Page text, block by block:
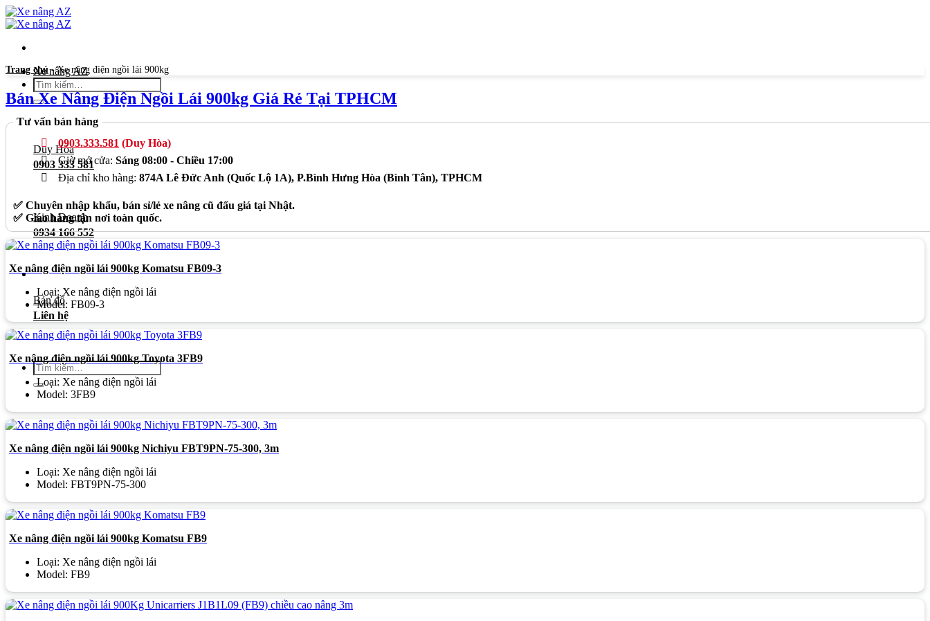
Bỏ
qua
dung
Xe nâng AZ
Tìm
kiếm:
Duy Hòa
0903 333 581
Kinh Doanh
0934 166 552
Bản đồ
Liên hệ
Tìm
kiếm:
Trang chủ-Xe nâng điện ngồi lái 900kg
Bán Xe Nâng Điện Ngồi Lái 900kg Giá Rẻ Tại TPHCM
Tư vấn bán hàng
0903.333.581 (Duy Hòa)
Giờ mở cửa: Sáng 08:00 - Chiều 17:00
Địa chỉ kho hàng: 874A Lê Đức Anh (Quốc Lộ 1A), P.Bình Hưng Hòa (Bình Tân), TPHCM
✅ Chuyên nhập khẩu, bán sỉ/lẻ xe nâng cũ đấu giá tại Nhật.
✅ Giao hàng tận nơi toàn quốc.
Xe nâng điện ngồi lái 900kg Komatsu FB09-3
Loại: Xe nâng điện ngồi lái
Model: FB09-3
Xe nâng điện ngồi lái 900kg Toyota 3FB9
Loại: Xe nâng điện ngồi lái
Model: 3FB9
Xe nâng điện ngồi lái 900kg Nichiyu FBT9PN-75-300, 3m
Loại: Xe nâng điện ngồi lái
Model: FBT9PN-75-300
Xe nâng điện ngồi lái 900kg Komatsu FB9
Loại: Xe nâng điện ngồi lái
Model: FB9